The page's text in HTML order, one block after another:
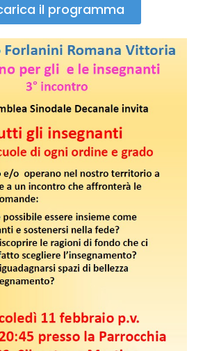
il programma